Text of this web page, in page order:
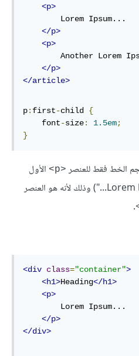
<p>
</p>
<p>
</p>
</article>
p: first-child {
    font
-size: 1.5em;
}
الخط فقط للعنصر <p>
الأول
(الذي يحتوي على النص "Lorem Ipsum...") وذلك لأنه هو العنصر
<div class="container">
<h1>Heading</h1>
<p>
</p>
</div>